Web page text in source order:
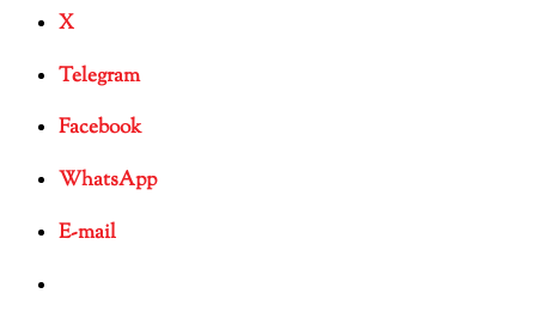
X
Telegram
Facebook
WhatsApp
E-mail